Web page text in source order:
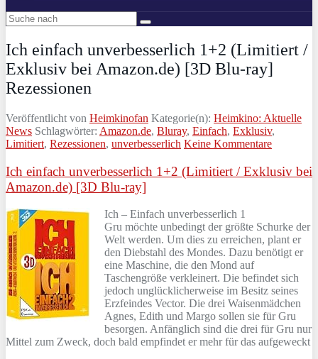
Ich einfach unverbesserlich 1+2 (Limitiert /
Exklusiv bei Amazon.de) [3D Blu-ray]
Rezessionen
Veröffentlicht von Heimkinofan Kategorie(n): Heimkino: Aktuelle
News Schlagwörter: Amazon.de, Bluray, Einfach, Exklusiv,
Limitiert, Rezessionen, unverbesserlich Keine Kommentare
Ich einfach unverbesserlich 1+2 (Limitiert / Exklusiv bei
Amazon.de) [3D Blu-ray]
Ich – Einfach unverbesserlich 1
Gru möchte unbedingt der größte Schurke der
Welt werden. Um dies zu erreichen, plant er
den Diebstahl des Mondes. Dazu benötigt er
eine Maschine, die den Mond auf
Taschengröße verkleinert. Die befindet sich
jedoch unglücklicherweise im Besitz seines
Erzfeindes Vector. Die drei Waisenmädchen
Agnes, Edith und Margo sollen sie für Gru
besorgen. Anfänglich sind die drei für Gru nur
Mittel zum Zweck, doch bald empfindet er mehr für das aufgeweckt